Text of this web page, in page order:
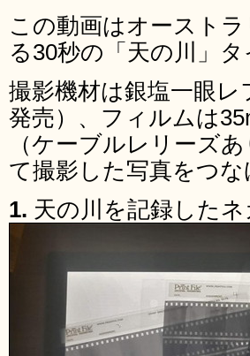
この動画はオースト
る30秒の「天の川」
撮影機材は銀塩一眼
発売）、フィルムは
（ケーブルレリーズ
て撮影した写真をつ
1. 天の川を記録した